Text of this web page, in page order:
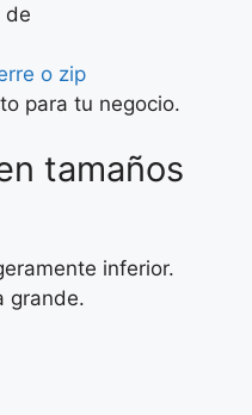
de
o zip
para tu negocio.
tamaños
inferior.
grande.